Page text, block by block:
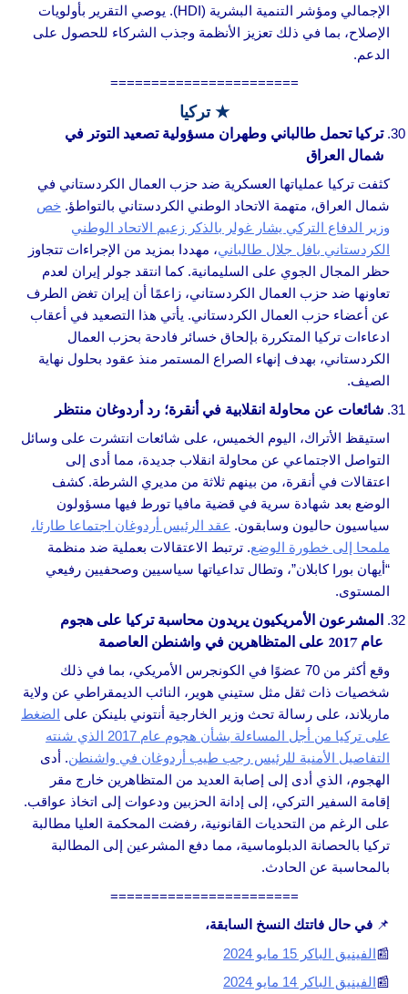
الإجمالي ومؤشر التنمية البشرية (HDI). يوصي التقرير بأولويات
الإصلاح، بما في ذلك تعزيز الأنظمة وجذب الشركاء للحصول على
الدعم.
=======================
★ تركيا
تركيا تحمل طالباني وطهران مسؤولية تصعيد التوتر في
شمال العراق
كثفت تركيا عملياتها العسكرية ضد حزب العمال الكردستاني في
شمال العراق، متهمة الاتحاد الوطني الكردستاني بالتواطؤ. خص
وزير الدفاع التركي يشار غولر بالذكر زعيم الاتحاد الوطني
الكردستاني بافل جلال طالباني، مهددا بمزيد من الإجراءات تتجاوز
حظر المجال الجوي على السليمانية. كما انتقد جولر إيران لعدم
تعاونها ضد حزب العمال الكردستاني، زاعمًا أن إيران تغض الطرف
عن أعضاء حزب العمال الكردستاني. يأتي هذا التصعيد في أعقاب
ادعاءات تركيا المتكررة بإلحاق خسائر فادحة بحزب العمال
الكردستاني، بهدف إنهاء الصراع المستمر منذ عقود بحلول نهاية
الصيف.
شائعات عن محاولة انقلابية في أنقرة؛ رد أردوغان منتظر
استيقظ الأتراك، اليوم الخميس، على شائعات انتشرت على وسائل
التواصل الاجتماعي عن محاولة انقلاب جديدة، مما أدى إلى
اعتقالات في أنقرة، من بينهم ثلاثة من مديري الشرطة. كشف
الوضع بعد شهادة سرية في قضية مافيا تورط فيها مسؤولون
سياسيون حاليون وسابقون. عقد الرئيس أردوغان اجتماعا طارئا،
ملمحا إلى خطورة الوضع. ترتبط الاعتقالات بعملية ضد منظمة
“أيهان بورا كابلان”، وتطال تداعياتها سياسيين وصحفيين رفيعي
المستوى.
المشرعون الأمريكيون يريدون محاسبة تركيا على هجوم
عام 2017 على المتظاهرين في واشنطن العاصمة
وقع أكثر من 70 عضوًا في الكونجرس الأمريكي، بما في ذلك
شخصيات ذات ثقل مثل ستيني هوير، النائب الديمقراطي عن ولاية
ماريلاند، على رسالة تحث وزير الخارجية أنتوني بلينكن على الضغط
على تركيا من أجل المساءلة بشأن هجوم عام 2017 الذي شنته
التفاصيل الأمنية للرئيس رجب طيب أردوغان في واشنطن. أدى
الهجوم، الذي أدى إلى إصابة العديد من المتظاهرين خارج مقر
إقامة السفير التركي، إلى إدانة الحزبين ودعوات إلى اتخاذ عواقب.
على الرغم من التحديات القانونية، رفضت المحكمة العليا مطالبة
تركيا بالحصانة الدبلوماسية، مما دفع المشرعين إلى المطالبة
بالمحاسبة عن الحادث.
=======================
📌 في حال فاتتك النسخ السابقة،
📰الفينيق الباكر 15 مايو 2024
📰الفينيق الباكر 14 مايو 2024